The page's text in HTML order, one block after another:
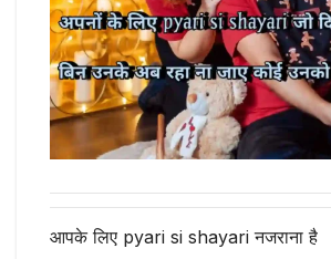
आपके लिए pyari si shayari नजराना है